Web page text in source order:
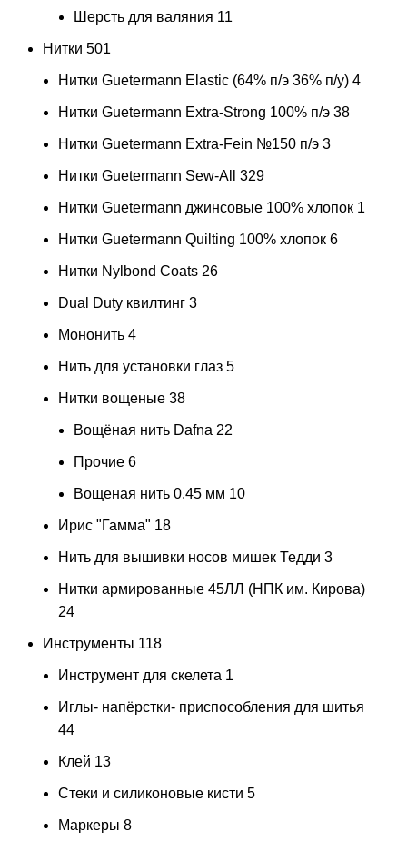
Шерсть для валяния 11
Нитки 501
Нитки Guetermann Elastic (64% п/э 36% п/у) 4
Нитки Guetermann Extra-Strong 100% п/э 38
Нитки Guetermann Extra-Fein №150 п/э 3
Нитки Guetermann Sew-All 329
Нитки Guetermann джинсовые 100% хлопок 1
Нитки Guetermann Quilting 100% хлопок 6
Нитки Nylbond Coats 26
Dual Duty квилтинг 3
Мононить 4
Нить для установки глаз 5
Нитки вощеные 38
Вощёная нить Dafna 22
Прочие 6
Вощеная нить 0.45 мм 10
Ирис "Гамма" 18
Нить для вышивки носов мишек Тедди 3
Нитки армированные 45ЛЛ (НПК им. Кирова)
24
Инструменты 118
Инструмент для скелета 1
Иглы- напёрстки- приспособления для шитья
44
Клей 13
Стеки и силиконовые кисти 5
Маркеры 8